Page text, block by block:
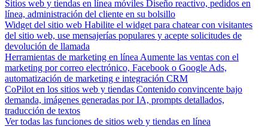
Sitios web y tiendas en línea móviles Diseño reactivo, pedidos en
línea, administración del cliente en su bolsillo
Widget del sitio web Habilite el widget para chatear con visitantes
del sitio web, use mensajerías populares y acepte solicitudes de
devolución de llamada
Herramientas de marketing en línea Aumente las ventas con el
marketing por correo electrónico, Facebook o Google Ads,
automatización de marketing e integración CRM
CoPilot en los sitios web y tiendas Contenido convincente bajo
demanda, imágenes generadas por IA, prompts detallados,
traducción de textos
Ver todas las funciones de sitios web y tiendas en línea